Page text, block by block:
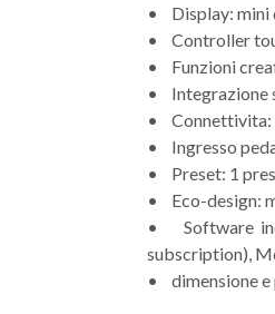
• Display: mini
• Controller
• Funzioni
• Integrazione
• Connettivita:
• Ingresso
• Preset: 1
• Eco-design:
• Software
subscription),
• dimensione e